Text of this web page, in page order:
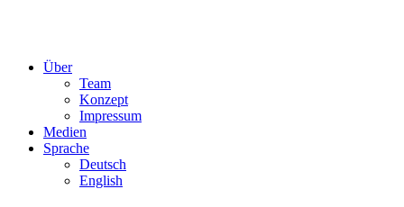
Über
Team
Konzept
Impressum
Medien
Sprache
Deutsch
English